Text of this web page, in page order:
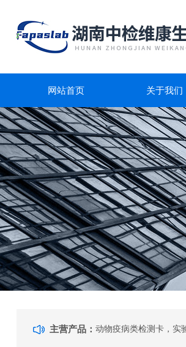
网站首页 关于我们
主营产品：动物疫病类检测卡，实